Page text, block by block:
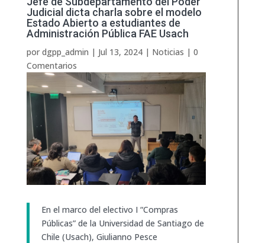
Judicial dicta charla sobre el modelo
Estado Abierto a estudiantes de
Administración Pública FAE Usach
por dgpp_admin | Jul 13, 2024| Noticias | 0
Comentarios
En el marco del electivo I “Compras
Públicas” de la Universidad de Santiago de
Chile (Usach), Giulianno Pesce